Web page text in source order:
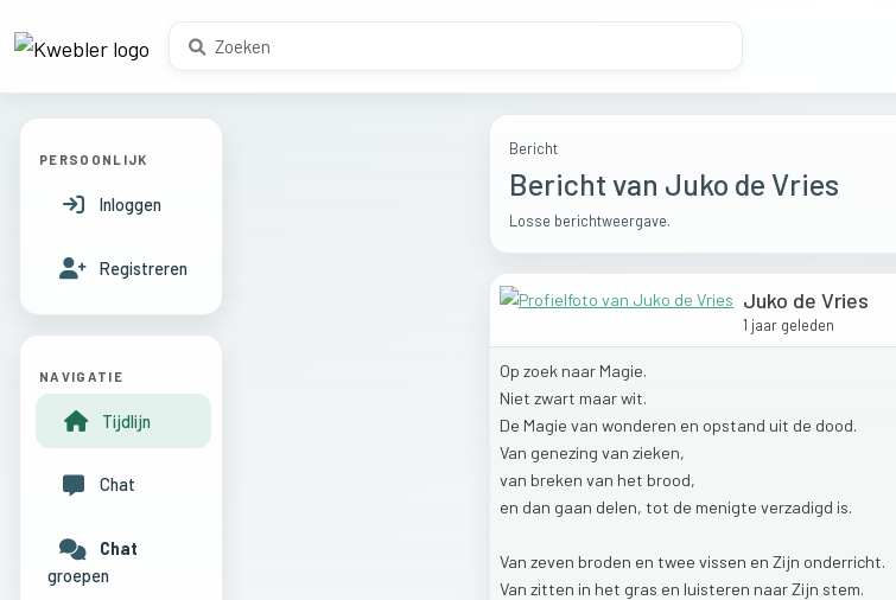
Bericht
Bericht van Juko de Vries
Losse berichtweergave.
Juko de Vries
1 jaar geleden
Op zoek naar Magie.
Niet zwart maarwit.
De Magie van wonderen en opstand uit de dood.
Van genezing van zieken,
van breken van het brood,
en dan gaan delen, tot de menigte verzadigd is.
Van zeven broden en twee vissen en Zijn onderricht.
Van zitten in het gras en luisteren naarZijn stem.
PERSOONLIJK
Inloggen
Registreren
NAVIGATIE
Tijdlijn
Chat
Chat
groepen